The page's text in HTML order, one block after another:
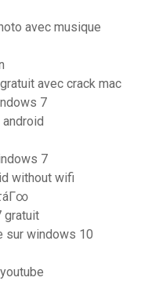
avec musique
avec crack mac
7
7
without wifi
gratuit
sur windows 10